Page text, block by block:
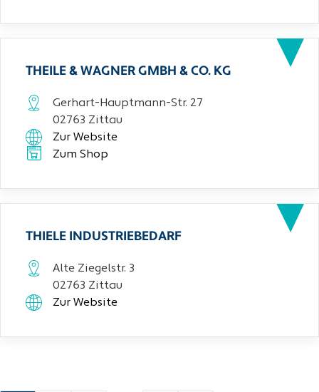
THEILE & WAGNER GMBH & CO. KG
Gerhart-Hauptmann-Str. 27
02763 Zittau
Zur Website
Zum Shop
THIELE INDUSTRIEBEDARF
Alte Ziegelstr. 3
02763 Zittau
Zur Website